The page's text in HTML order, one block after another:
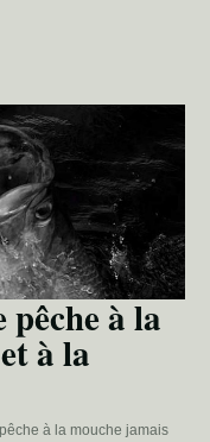
à la
à la
à la mouche jamais